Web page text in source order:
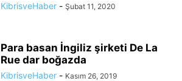
KibrisveHaber - Şubat 11, 2020
Para basan İngiliz şirketi De La
Rue dar boğazda
KibrisveHaber - Kasım 26, 2019